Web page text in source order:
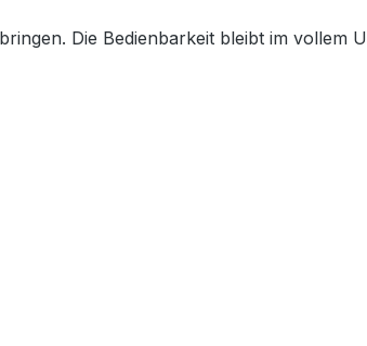
Die Bedienbarkeit bleibt im vollem